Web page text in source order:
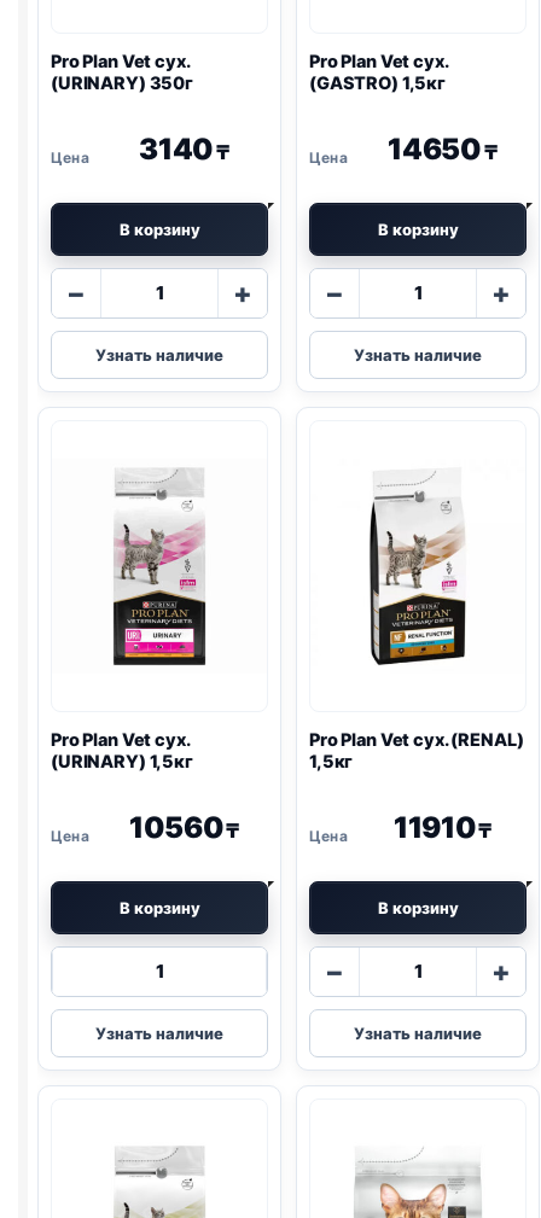
Pro PlanVet сух.
(URINARY) 350г
3140₸
В корзину
−
Количество
Pro
Plan
Vet
350г
+
Узнать наличие
Pro PlanVet сух.
(GASTRO) 1,5кг
14650₸
В корзину
−
Количество
Pro
Plan
Vet
1,5кг
+
Узнать наличие
Pro PlanVet сух.
(URINARY) 1,5кг
10560₸
В корзину
Количество
Pro
Plan
Vet
1,5кг
Узнать наличие
Pro PlanVet сух. (RENAL)
1,5кг
11910₸
В корзину
−
Количество
Pro
Plan
Vet
1,5кг
+
Узнать наличие